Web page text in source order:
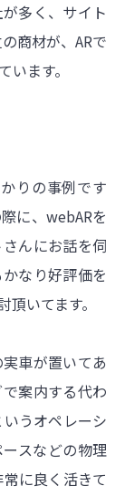
多く、サイト
商材が、ARで
ます。
りの事例です
に、webARを
んにお話を伺
なり好評価を
いてます。
車が置いてあ
案内する代わ
うオペレーシ
スなどの物理
に良く活きて